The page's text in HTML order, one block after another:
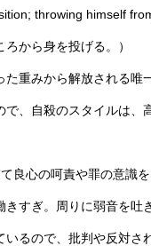
throwing himself
ろから身を投げる。）
重みから解放される唯
、自殺のスタイルは、
良心の呵責や罪の意識を
すぎ。周りに弱音を吐
るので、批判や反対さ